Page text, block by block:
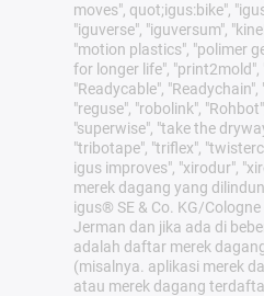
moves", quot;igus:bike",
"iguverse", "iguversum",
"motion plastics", "polimer
for longer life", "print2mold",
"Readycable", "Readychain",
"reguse", "robolink",
"superwise", "take the
"tribotape", "triflex",
igus improves", "xirodur",
merek dagang yang
igus® SE & Co. KG/Cologne
Jerman dan jika ada di
adalah daftar merek
(misalnya. aplikasi merek
atau merek dagang